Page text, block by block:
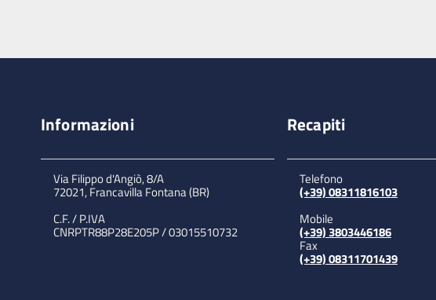
Informazioni
Via Filippo d'Angiò, 8/A
72021, Francavilla Fontana (BR)
C.F. / P.IVA
CNRPTR88P28E205P / 03015510732
Recapiti
Telefono
(+39) 08311816103
Mobile
(+39) 3803446186
Fax
(+39) 08311701439